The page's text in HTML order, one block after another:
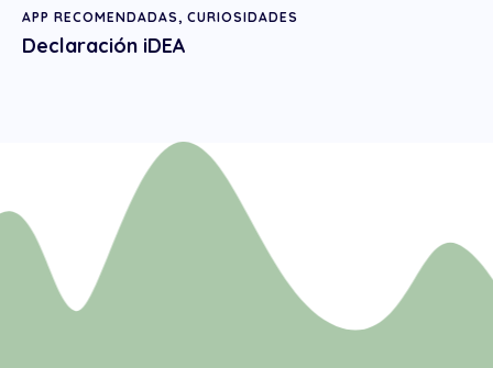
APP RECOMENDADAS , CURIOSIDADES
Declaración iDEA